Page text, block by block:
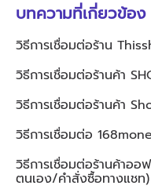
บทความที่เกี่ยวข้อง
วิธีการเชื่อมต่อร้าน
วิธีการเชื่อมต่อร้านค้า
วิธีการเชื่อมต่อร้านค้า
วิธีการเชื่อมต่อ
วิธีการเชื่อมต่อร้านค้าอ
ตนเอง/คำสั่งซื้อทางแชท)